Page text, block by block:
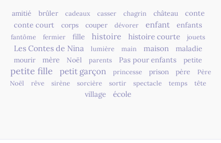
amitié brûler cadeaux casser chagrin château
conte
conte court
corps couper dévorer enfant enfants
fantôme fermier fille histoire histoire courte jouets
Les Contes de Nina lumière main maison maladie
mourir mère Noël parents Pas pour enfants petite
petite fille petit garçon princesse prison père
Père
Noël
rêve sirène sorcière sortir spectacle temps tête
village école